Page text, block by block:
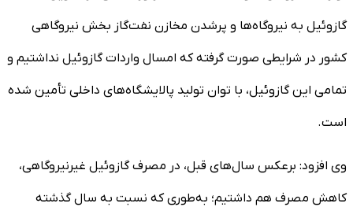
گازوئیل به نیروگاه‌ها و پرشدن مخازن نفت‌گاز بخش نیروگاهی
کشور در شرایطی صورت گرفته که امسال واردات گازوئیل نداشتیم و
تمامی این گازوئیل، با توان تولید پالایشگاه‌های داخلی تأمین شده
است.
وی افزود: برعکس سال‌های قبل، در مصرف گازوئیل غیرنیروگاهی،
کاهش مصرف هم داشتیم؛ به‌طوری که نسبت به سال گذشته